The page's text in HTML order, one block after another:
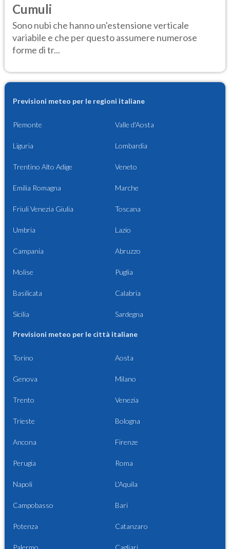
Cumuli
Sono nubi che hanno un'estensione verticale
variabile e che per questo assumere numerose
forme di tr...
Previsioni meteo per le regioni italiane
Piemonte Valle d'Aosta
Liguria Lombardia
Trentino Alto Adige Veneto
Emilia Romagna Marche
Friuli Venezia Giulia Toscana
Umbria Lazio
Campania Abruzzo
Molise Puglia
Basilicata Calabria
Sicilia Sardegna
Previsioni meteo per le città italiane
Torino Aosta
Genova Milano
Trento Venezia
Trieste Bologna
Ancona Firenze
Perugia Roma
Napoli L'Aquila
Campobasso Bari
Potenza Catanzaro
Palermo Cagliari